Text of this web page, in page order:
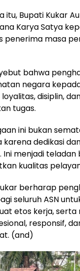
itu, Bupati Kukar
Karya Satya
penerima masa
bahwa
negara
disiplin,
tugas.
ini bukan
karena dedikasi
Ini menjadi teladan
kualitas
berharap
seluruh ASN
etos kerja, serta
responsif,
(and)